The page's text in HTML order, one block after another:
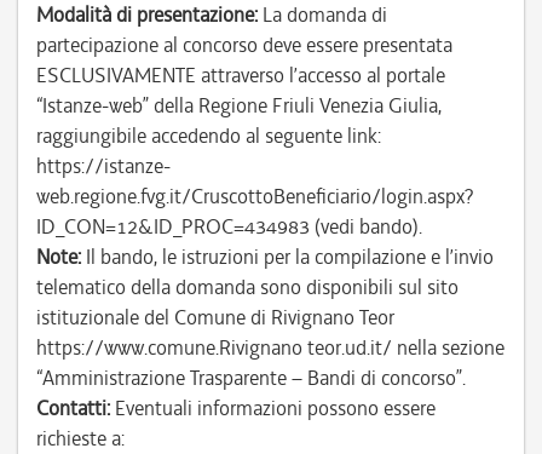
Modalità di presentazione: La domanda di
partecipazione al concorso deve essere presentata
ESCLUSIVAMENTE attraverso l’accesso al portale
“Istanze-web” della Regione Friuli Venezia Giulia,
raggiungibile accedendo al seguente link:
https://istanze-
web.regione.fvg.it/CruscottoBeneficiario/login.aspx?
ID_CON=12&ID_PROC=434983 (vedi bando).
Note: Il bando, le istruzioni per la compilazione e l’invio
telematico della domanda sono disponibili sul sito
istituzionale del Comune di Rivignano Teor
https://www.comune.Rivignano teor.ud.it/ nella sezione
“Amministrazione Trasparente – Bandi di concorso”.
Contatti: Eventuali informazioni possono essere
richieste a: